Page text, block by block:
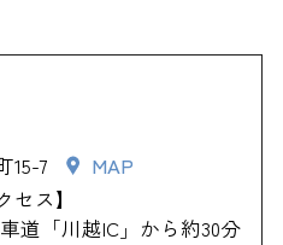
15-7
MAP
セス】
道「川越IC」から約30分